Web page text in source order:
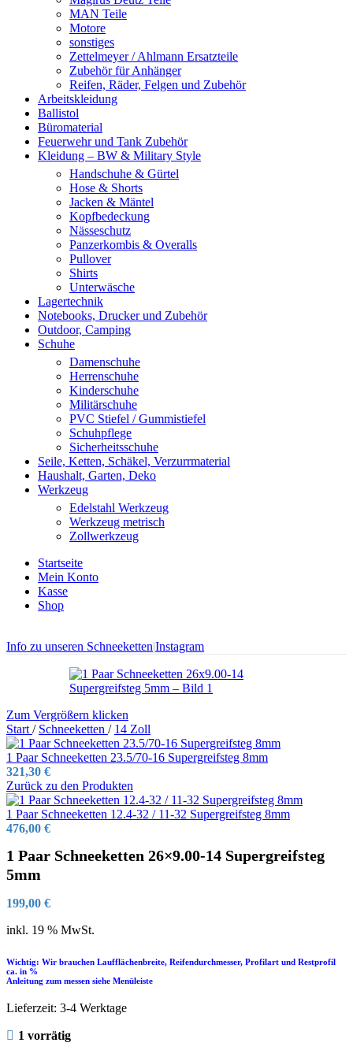
MAN Teile
Motore
sonstiges
Zettelmeyer / Ahlmann Ersatzteile
Zubehör für Anhänger
Reifen, Räder, Felgen und Zubehör
Arbeitskleidung
Ballistol
Büromaterial
Feuerwehr und Tank Zubehör
Kleidung – BW & Military Style
Handschuhe & Gürtel
Hose & Shorts
Jacken & Mäntel
Kopfbedeckung
Nässeschutz
Panzerkombis & Overalls
Pullover
Shirts
Unterwäsche
Lagertechnik
Notebooks, Drucker und Zubehör
Outdoor, Camping
Schuhe
Damenschuhe
Herrenschuhe
Kinderschuhe
Militärschuhe
PVC Stiefel / Gummistiefel
Schuhpflege
Sicherheitsschuhe
Seile, Ketten, Schäkel, Verzurrmaterial
Haushalt, Garten, Deko
Werkzeug
Edelstahl Werkzeug
Werkzeug metrisch
Zollwerkzeug
Startseite
Mein Konto
Kasse
Shop
Info zu unseren Schneeketten|Instagram
Zum Vergrößern klicken
Start / Schneeketten / 14 Zoll
1 Paar Schneeketten 23.5/70-16 Supergreifsteg 8mm
321,30 €
Zurück zu den Produkten
1 Paar Schneeketten 12.4-32 / 11-32 Supergreifsteg 8mm
476,00 €
1 Paar Schneeketten 26×9.00-14 Supergreifsteg
5mm
199,00 €
inkl. 19 % MwSt.
Wichtig: Wir brauchen Laufflächenbreite, Reifendurchmesser, Profilart und Restprofil
ca. in %
Anleitung zum messen siehe Menüleiste
Lieferzeit: 3-4 Werktage
1 vorrätig